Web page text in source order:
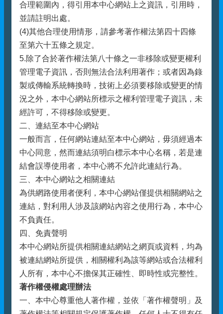
合理範圍內，得引用本中心網站上之資訊，引用時，
並請註明出處。
(4)其他合理使用情形，請參考著作權法第四十四條
至第六十五條之規定。
5.除了合於著作權法第八十條之一非移除或變更權利
管理電子資訊，否則無法合法利用著作；或者因為錄
製或傳輸系統轉換時，技術上必須要移除或變更的情
況之外，本中心網站所標示之權利管理電子資訊，未
經許可，不得移除或變更。
二、連結至本中心網站
一般而言，任何網站連結至本中心網站，毋須經過本
中心同意，然而連結須明白標示本中心名稱，若是連
結會誤導使用者，本中心將不允許此連結行為。
三、本中心網站之相關連結
為供網路使用者便利，本中心網站僅提供相關網站之
連結，對利用人涉及該網站內容之使用行為，本中心
不負責任。
四、免責聲明
本中心網站所提供相關連結網站之網頁或資料，均為
被連結網站所提供，相關權利為該等網站或合法權利
人所有，本中心不擔保其正確性、即時性或完整性。
著作權侵權處理辦法
一、本中心尊重他人著作權，並依「著作權聲明」及